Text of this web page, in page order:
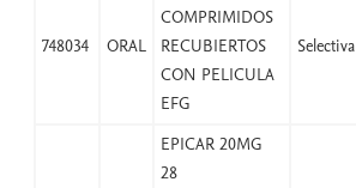
748034 ORAL
COMPRIMIDOS
RECUBIERTOS
CON PELICULA
EFG
Selectiva
EPICAR 20MG
28